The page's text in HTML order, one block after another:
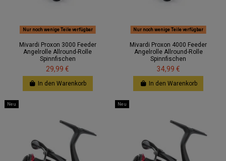
Nur noch wenige Teile verfügbar
Mivardi Proxon 3000 Feeder
Angelrolle Allround-Rolle
Spinnfischen
29,99 €
In den Warenkorb
Nur noch wenige Teile verfügbar
Mivardi Proxon 4000 Feeder
Angelrolle Allround-Rolle
Spinnfischen
34,99 €
In den Warenkorb
Neu Neu